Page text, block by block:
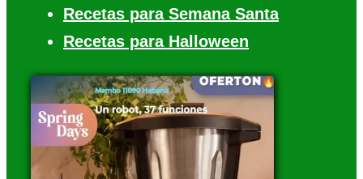
Recetas para Semana Santa
Recetas para Halloween